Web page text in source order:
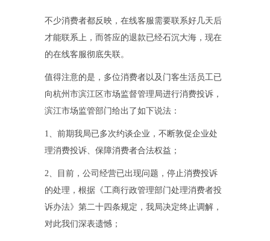
不少消费者都反映，在线客服需要联系好几天后
才能联系上，而答应的退款已经石沉大海，现在
的在线客服彻底失联。
值得注意的是，多位消费者以及门客生活员工已
向杭州市滨江区市场监督管理局进行消费投诉，
滨江市场监管部门给出了如下说法：
1、前期我局已多次约谈企业，不断敦促企业处
理消费投诉、保障消费者合法权益；
2、目前，公司经营已出现问题，停止消费投诉
的处理，根据《工商行政管理部门处理消费者投
诉办法》第二十四条规定，我局决定终止调解，
对此我们深表遗憾；